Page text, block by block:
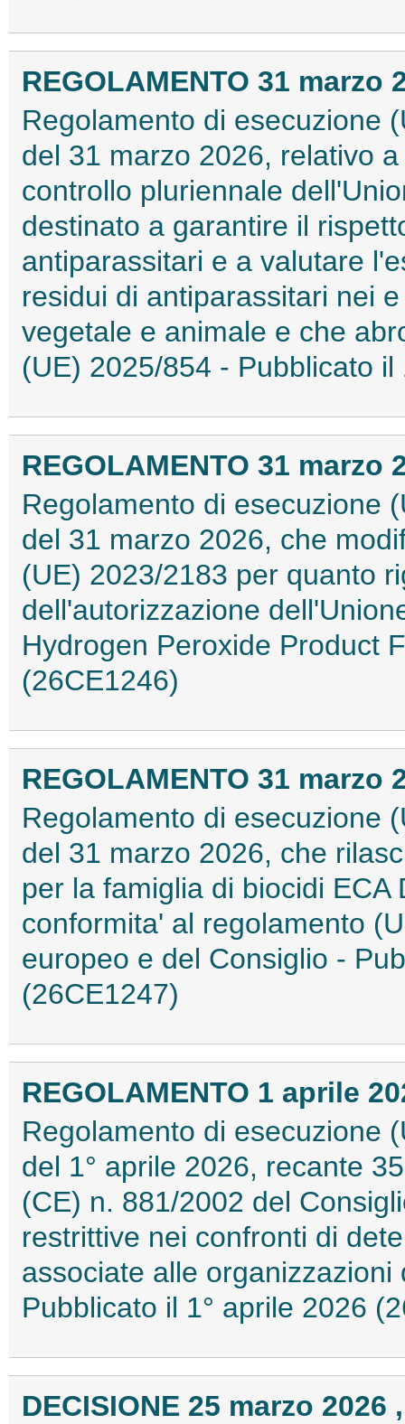
REGOLAMENTO 31 marzo
Regolamento di esecuzione
del 31 marzo 2026, relativo
controllo pluriennale
destinato a garantire il
antiparassitari e a valutare
residui di antiparassitari nei
vegetale e animale e che
(UE) 2025/854 - Pubblicato
REGOLAMENTO 31 marzo
Regolamento di esecuzione
del 31 marzo 2026, che
(UE) 2023/2183 per quanto
dell'autorizzazione
Hydrogen Peroxide Product
(26CE1246)
REGOLAMENTO 31 marzo
Regolamento di esecuzione
del 31 marzo 2026, che
per la famiglia di biocidi
conformita' al regolamento
europeo e del Consiglio -
(26CE1247)
REGOLAMENTO 1 aprile
Regolamento di esecuzione
del 1° aprile 2026, recante
(CE) n. 881/2002 del
restrittive nei confronti di
associate alle
Pubblicato il 1° aprile 2026
DECISIONE 25 marzo 2026